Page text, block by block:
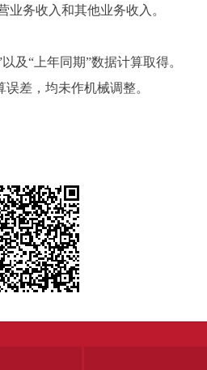
务收入和其他业务收入。
“上年同期”数据计算取得。
差，均未作机械调整。